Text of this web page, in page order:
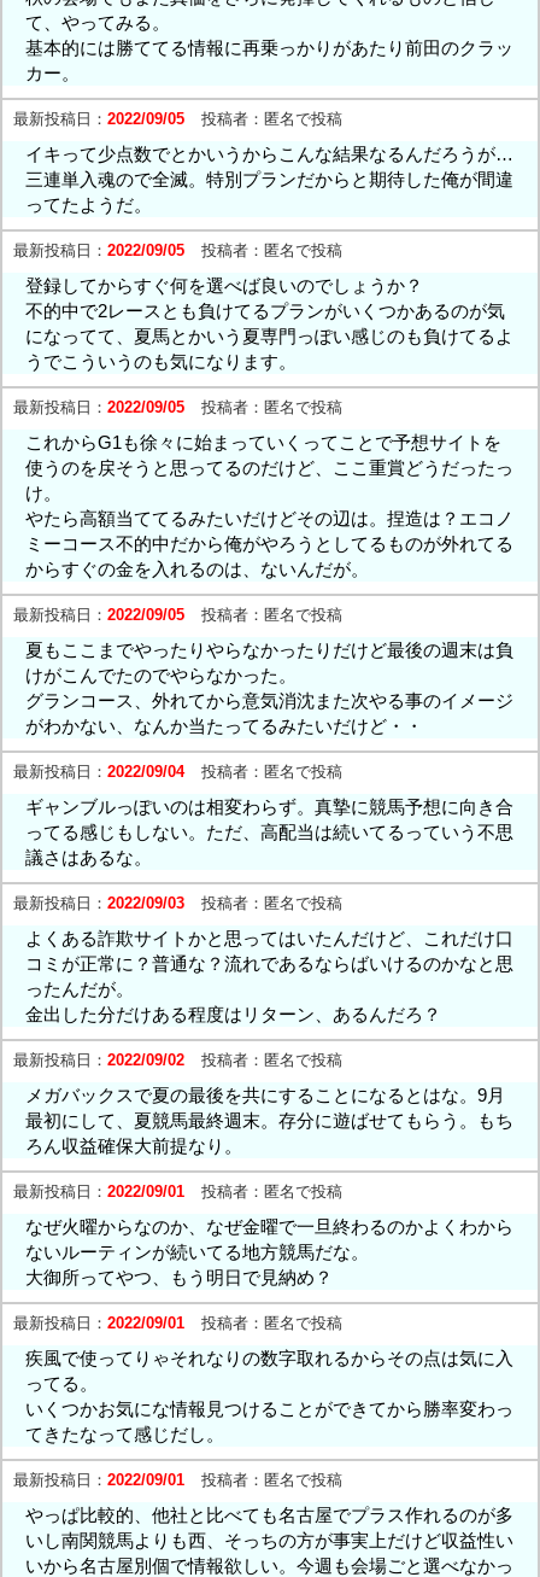
て、やってみる。
基本的には勝ててる情報に再乗っかりがあたり前田のクラッ
カー。
最新投稿日： 2022/09/05 投稿者： 匿名で投稿
イキって少点数でとかいうからこんな結果なるんだろうが…
三連単入魂ので全滅。特別プランだからと期待した俺が間違
ってたようだ。
最新投稿日： 2022/09/05 投稿者： 匿名で投稿
登録してからすぐ何を選べば良いのでしょうか？
不的中で2レースとも負けてるプランがいくつかあるのが気
になってて、夏馬とかいう夏専門っぽい感じのも負けてるよ
うでこういうのも気になります。
最新投稿日： 2022/09/05 投稿者： 匿名で投稿
これからG1も徐々に始まっていくってことで予想サイトを
使うのを戻そうと思ってるのだけど、ここ重賞どうだったっ
け。
やたら高額当ててるみたいだけどその辺は。捏造は？エコノ
ミーコース不的中だから俺がやろうとしてるものが外れてる
からすぐの金を入れるのは、ないんだが。
最新投稿日： 2022/09/05 投稿者： 匿名で投稿
夏もここまでやったりやらなかったりだけど最後の週末は負
けがこんでたのでやらなかった。
グランコース、外れてから意気消沈また次やる事のイメージ
がわかない、なんか当たってるみたいだけど・・
最新投稿日： 2022/09/04 投稿者： 匿名で投稿
ギャンブルっぽいのは相変わらず。真摯に競馬予想に向き合
ってる感じもしない。ただ、高配当は続いてるっていう不思
議さはあるな。
最新投稿日： 2022/09/03 投稿者： 匿名で投稿
よくある詐欺サイトかと思ってはいたんだけど、これだけ口
コミが正常に？普通な？流れであるならばいけるのかなと思
ったんだが。
金出した分だけある程度はリターン、あるんだろ？
最新投稿日： 2022/09/02 投稿者： 匿名で投稿
メガバックスで夏の最後を共にすることになるとはな。9月
最初にして、夏競馬最終週末。存分に遊ばせてもらう。もち
ろん収益確保大前提なり。
最新投稿日： 2022/09/01 投稿者： 匿名で投稿
なぜ火曜からなのか、なぜ金曜で一旦終わるのかよくわから
ないルーティンが続いてる地方競馬だな。
大御所ってやつ、もう明日で見納め？
最新投稿日： 2022/09/01 投稿者： 匿名で投稿
疾風で使ってりゃそれなりの数字取れるからその点は気に入
ってる。
いくつかお気にな情報見つけることができてから勝率変わっ
てきたなって感じだし。
最新投稿日： 2022/09/01 投稿者： 匿名で投稿
やっぱ比較的、他社と比べても名古屋でプラス作れるのが多
いし南関競馬よりも西、そっちの方が事実上だけど収益性い
いから名古屋別個で情報欲しい。今週も会場ごと選べなかっ